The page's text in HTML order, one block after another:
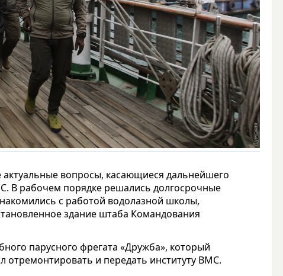
вопросы, касающиеся дальнейшего
В рабочем порядке решались долгосрочные
с работой водолазной школы,
здание штаба Командования
парусного фрегата «Дружба», который
отремонтировать и передать институту ВМС.